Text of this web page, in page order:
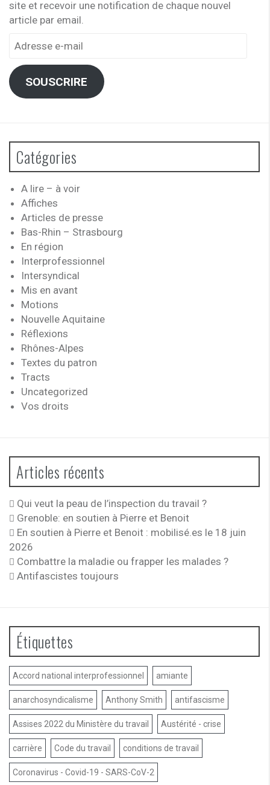
site et recevoir une notification de chaque nouvel
article par email.
Adresse
mail
SOUSCRIRE
Catégories
A lire – à voir
Affiches
Articles de presse
Bas-Rhin – Strasbourg
En région
Interprofessionnel
Intersyndical
Mis en avant
Motions
Nouvelle Aquitaine
Réflexions
Rhônes-Alpes
Textes du patron
Tracts
Uncategorized
Vos droits
Articles récents
Qui veut la peau de l’inspection du travail ?
Grenoble: en soutien à Pierre et Benoit
En soutien à Pierre et Benoit : mobilisé.es le 18 juin
2026
Combattre la maladie ou frapper les malades ?
Antifascistes toujours
Étiquettes
Accord national interprofessionnel amiante
anarchosyndicalisme Anthony Smith antifascisme
Assises 2022 du Ministère du travail Austérité - crise
carrière Code du travail conditions de travail
Coronavirus - Covid-19 - SARS-CoV-2